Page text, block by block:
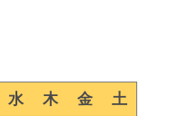
水 木 金 土